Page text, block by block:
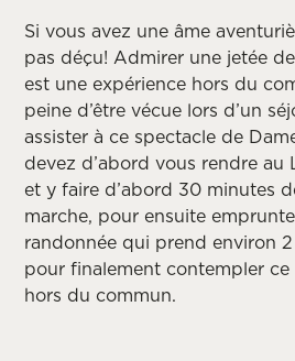
Si vous avez une âme
pas déçu! Admirer une jetée
est une expérience hors du
peine d’être vécue lors d’un
assister à ce spectacle de
devez d’abord vous rendre au
et y faire d’abord 30 minutes
marche, pour ensuite
randonnée qui prend environ
pour finalement contempler
hors du commun.